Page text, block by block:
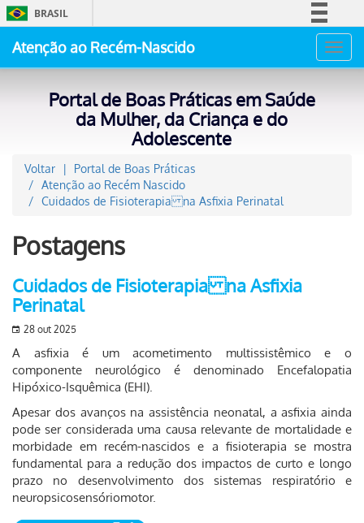
BRASIL
Acesso à informação
Atenção ao Recém-Nascido
Portal de Boas Práticas em Saúde
da Mulher, da Criança e do
Adolescente
Voltar
Portal de Boas Práticas
Atenção ao Recém Nascido
Cuidados de Fisioterapia na Asfixia Perinatal
Postagens
Cuidados de Fisioterapia na Asfixia
Perinatal
28 out 2025
A asfixia é um acometimento multissistêmico e o
componente neurológico é denominado Encefalopatia
Hipóxico-Isquêmica (EHI).
Apesar dos avanços na assistência neonatal, a asfixia ainda
pode ser considerada uma causa relevante de mortalidade e
morbidade em recém-nascidos e a fisioterapia se mostra
fundamental para a redução dos impactos de curto e longo
prazo no desenvolvimento dos sistemas respiratório e
neuropsicosensóriomotor.